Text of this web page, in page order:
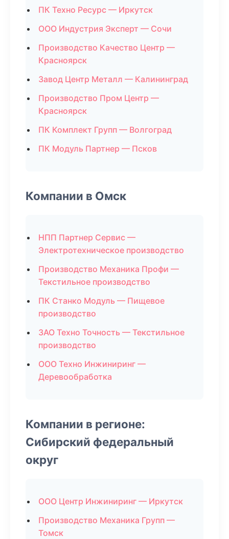
ПК Техно Ресурс — Иркутск
ООО Индустрия Эксперт — Сочи
Производство Качество Центр —
Красноярск
Завод Центр Металл — Калининград
Производство Пром Центр —
Красноярск
ПК Комплект Групп — Волгоград
ПК Модуль Партнер — Псков
Компании в Омск
НПП Партнер Сервис —
Электротехническое производство
Производство Механика Профи —
Текстильное производство
ПК Станко Модуль — Пищевое
производство
ЗАО Техно Точность — Текстильное
производство
ООО Техно Инжиниринг —
Деревообработка
Компании в регионе:
Сибирский федеральный
округ
ООО Центр Инжиниринг — Иркутск
Производство Механика Групп —
Томск